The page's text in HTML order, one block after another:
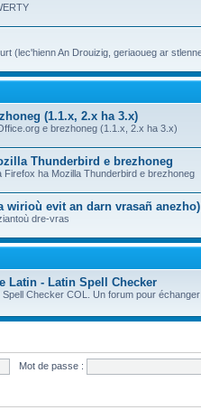
(lec'hienn An Drouizig, geriaoueg ar
(1.1.x, 2.x ha 3.x)
e brezhoneg (1.1.x, 2.x ha 3.x)
Thunderbird e brezhoneg
ha Mozilla Thunderbird e brezhoneg
wirioù evit an darn vrasañ anezho)
dre-vras
Latin - Latin Spell Checker
Checker COL. Un forum pour
Mot de passe :